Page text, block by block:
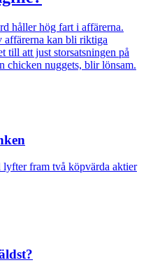
håller hög fart i affärerna.
affärerna kan bli riktiga
till att just storsatsningen på
chicken nuggets, blir lönsam.
fram två köpvärda aktier